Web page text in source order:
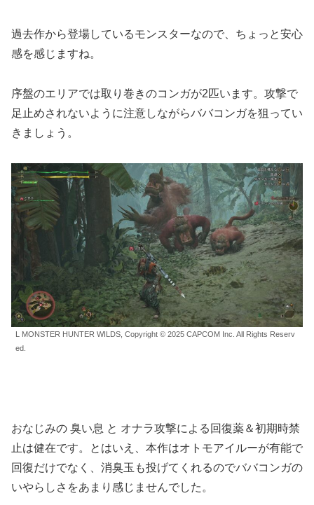
過去作から登場しているモンスターなので、ちょっと安心
感を感じますね。
序盤のエリアでは取り巻きのコンガが2匹います。攻撃で
足止めされないように注意しながらババコンガを狙ってい
きましょう。
L MONSTER HUNTER WILDS, Copyright © 2025 CAPCOM Inc. All Rights Reserv
ed.
おなじみの 臭い息 と オナラ攻撃による回復薬＆初期時禁
止は健在です。とはいえ、本作はオトモアイルーが有能で
回復だけでなく、消臭玉も投げてくれるのでババコンガの
いやらしさをあまり感じませんでした。